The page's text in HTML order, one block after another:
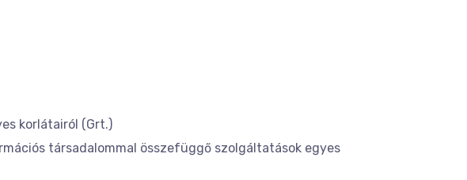
korlátairól (Grt.)
társadalommal összefüggő szolgáltatások egyes